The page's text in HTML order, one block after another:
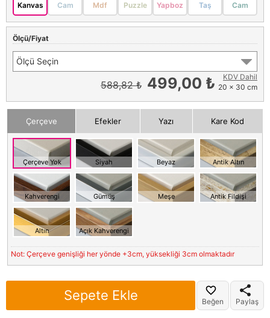
Kanvas Cam Mdf Puzzle Yapboz Taş Cam
Ölçü/Fiyat
Ölçü Seçin
588,82 ₺ 499,00 ₺
KDV Dahil
20 x 30 cm
Çerçeve Efekler Yazı Kare Kod
Çerçeve Yok Siyah Beyaz Antik Altın
Kahverengi Gümüş Meşe Antik Fildişi
Altın Açık Kahverengi
Not: Çerçeve genişliği her yönde +3cm, yüksekliği 3cm olmaktadır
Sepete Ekle Beğen Paylaş